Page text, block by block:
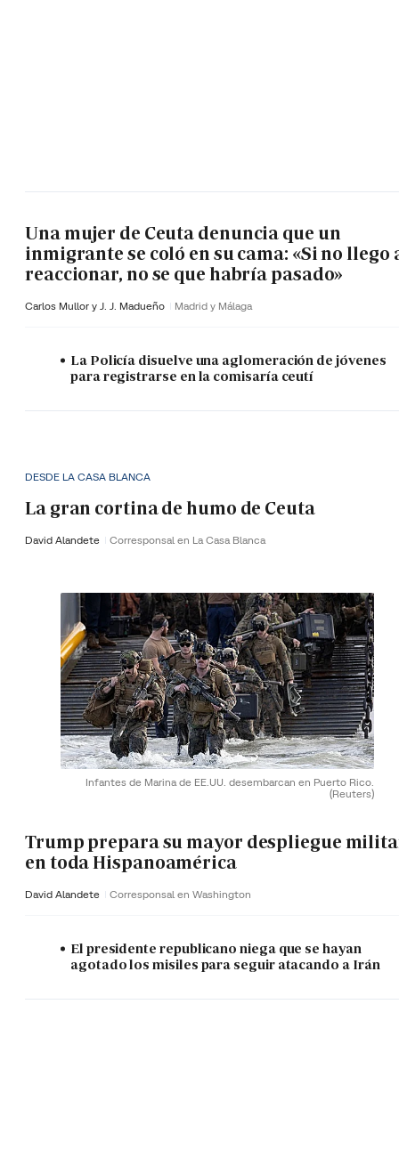
Una mujer de Ceuta denuncia que un
inmigrante se coló en su cama: «Si no llego
reaccionar, no se que habría pasado»
Carlos Mullor y J. J. Madueño Madrid y Málaga
La Policía disuelve una aglomeración de jóvenes
para registrarse en la comisaría ceutí
DESDE LA CASA BLANCA
La gran cortina de humo de Ceuta
David Alandete Corresponsal en La Casa Blanca
Infantes de Marina de EE.UU. desembarcan en Puerto Rico.
(Reuters)
Trump prepara su mayor despliegue
en toda Hispanoamérica
David Alandete Corresponsal en Washington
El presidente republicano niega que se hayan
agotado los misiles para seguir atacando a Irán